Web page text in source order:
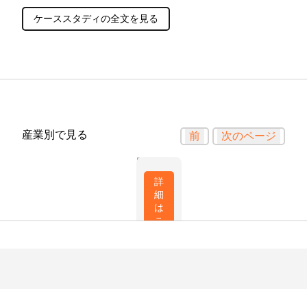
ケーススタディの全文を見る
産業別で見る 前 次のページ
詳
細
は
こ